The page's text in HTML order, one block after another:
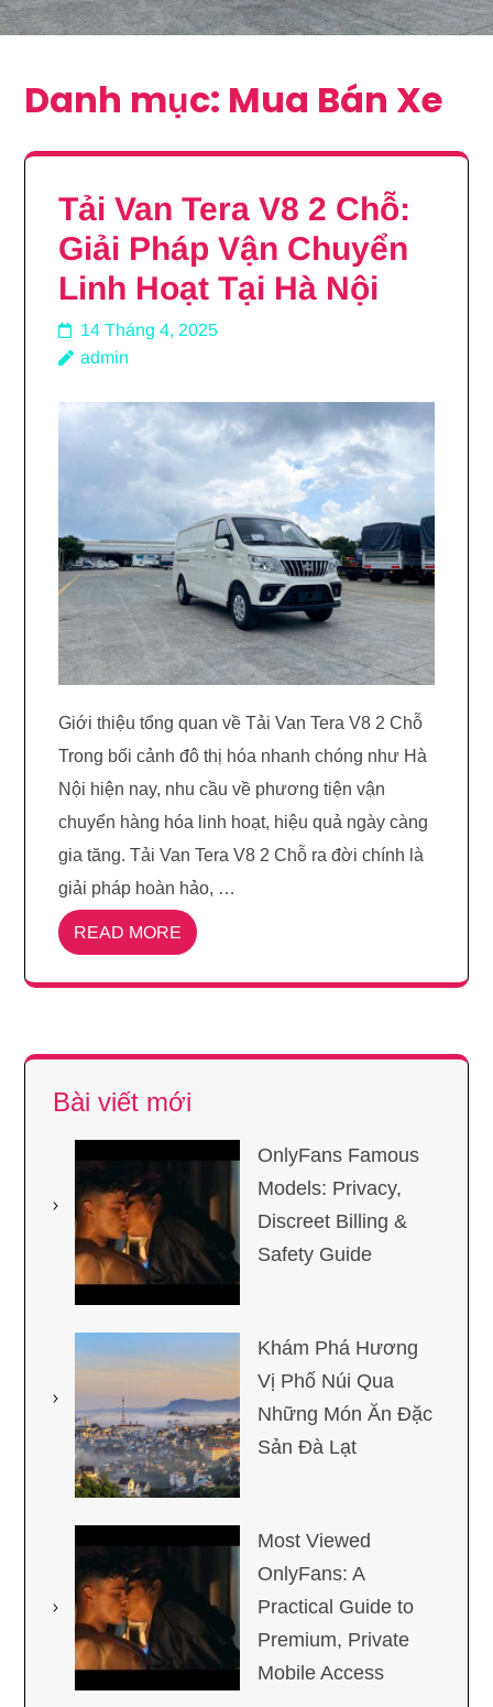
Danh mục: Mua Bán Xe
Tải Van Tera V8 2 Chỗ:
Giải Pháp Vận Chuyển
Linh Hoạt Tại Hà Nội
14 Tháng 4, 2025
admin
Giới thiệu tổng quan về Tải Van Tera V8 2 Chỗ
Trong bối cảnh đô thị hóa nhanh chóng như Hà
Nội hiện nay, nhu cầu về phương tiện vận
chuyển hàng hóa linh hoạt, hiệu quả ngày càng
gia tăng. Tải Van Tera V8 2 Chỗ ra đời chính là
giải pháp hoàn hảo, …
READ MORE
Bài viết mới
OnlyFans Famous
Models: Privacy,
Discreet Billing &
Safety Guide
Khám Phá Hương
Vị Phố Núi Qua
Những Món Ăn Đặc
Sản Đà Lạt
Most Viewed
OnlyFans: A
Practical Guide to
Premium, Private
Mobile Access